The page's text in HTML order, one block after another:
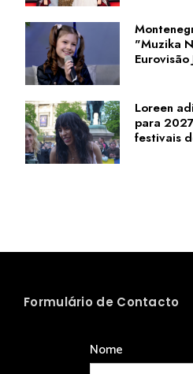
"Muzika
Loreen
para
festivais
Formulário de Contacto
Nome